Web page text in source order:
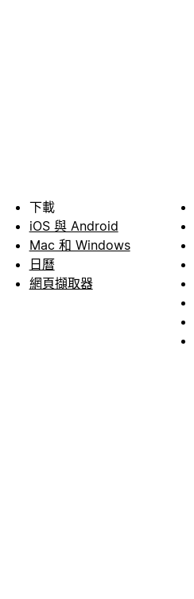
下載
iOS 與 Android
Mac 和 Windows
日曆
網頁擷取器